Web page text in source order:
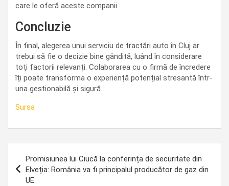
care le oferă aceste companii.
Concluzie
În final, alegerea unui serviciu de tractări auto în Cluj ar
trebui să fie o decizie bine gândită, luând în considerare
toți factorii relevanți. Colaborarea cu o firmă de încredere
îți poate transforma o experiență potențial stresantă într-
una gestionabilă și sigură.
Sursa
în
Promisiunea lui Ciucă la conferința de securitate din
Elveția: România va fi principalul producător de gaz din
UE.